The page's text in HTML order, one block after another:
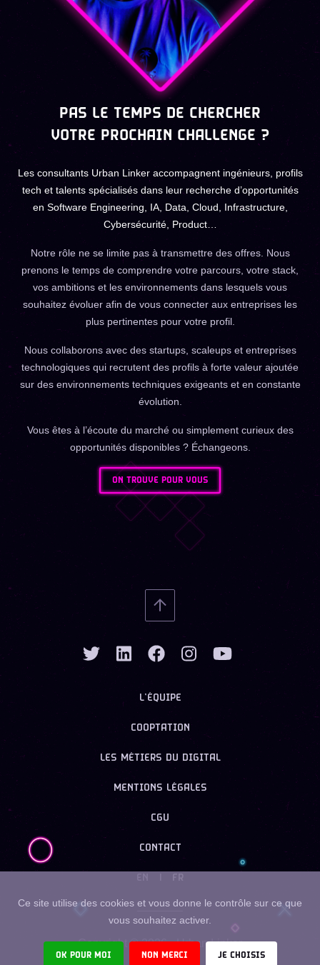
PAS LE TEMPS DE CHERCHER
VOTRE PROCHAIN CHALLENGE ?
Les consultants Urban Linker accompagnent ingénieurs, profils
tech et talents spécialisés dans leur recherche d’opportunités
en Software Engineering, IA, Data, Cloud, Infrastructure,
Cybersécurité, Product…
Notre rôle ne se limite pas à transmettre des offres. Nous
prenons le temps de comprendre votre parcours, votre stack,
vos ambitions et les environnements dans lesquels vous
souhaitez évoluer afin de vous connecter aux entreprises les
plus pertinentes pour votre profil.
Nous collaborons avec des startups, scaleups et entreprises
technologiques qui recrutent des profils à forte valeur ajoutée
sur des environnements techniques exigeants et en constante
évolution.
Vous êtes à l’écoute du marché ou simplement curieux des
opportunités disponibles ? Échangeons.
ON TROUVE POUR VOUS
L’ÉQUIPE
COOPTATION
LES MÉTIERS DU DIGITAL
MENTIONS LÉGALES
CGU
CONTACT
FR
Copyright ©2026- Urban Linker
Ce site utilise des cookies et vous donne le contrôle sur ce que
vous souhaitez activer.
OK POUR MOI NON MERCI JE CHOISIS